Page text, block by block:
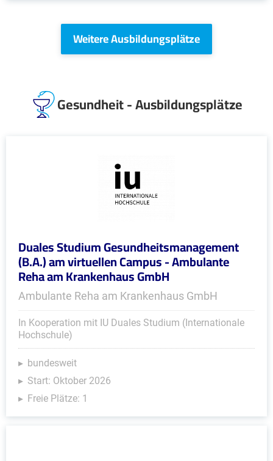
Weitere Ausbildungsplätze
Gesundheit - Ausbildungsplätze
Duales Studium Gesundheitsmanagement
(B.A.) am virtuellen Campus - Ambulante
Reha am Krankenhaus GmbH
Ambulante Reha am Krankenhaus GmbH
In Kooperation mit IU Duales Studium (Internationale
Hochschule)
bundesweit
Start: Oktober 2026
Freie Plätze: 1